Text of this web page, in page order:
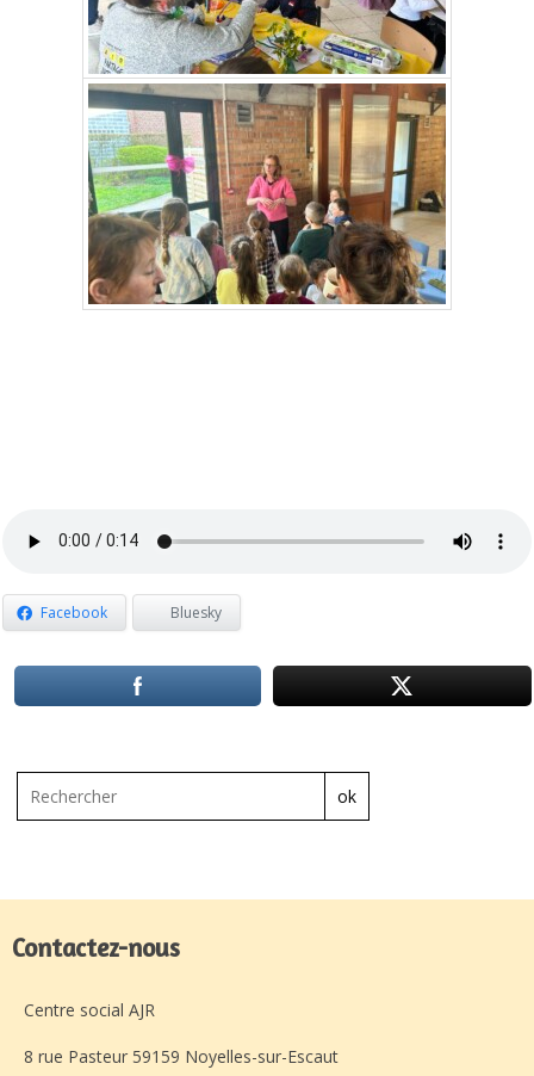
Facebook Bluesky
ok
Contactez-nous
Centre social AJR
8 rue Pasteur 59159 Noyelles-sur-Escaut